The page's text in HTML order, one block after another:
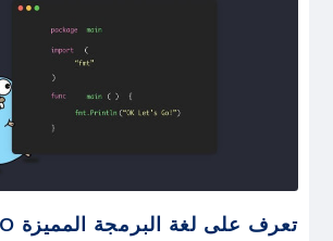
تعرف على لغة البرمجة المميزة GO